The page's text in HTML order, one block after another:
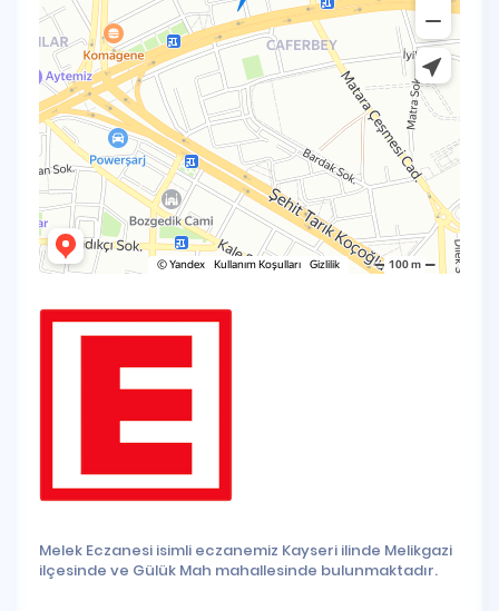
Melek Eczanesi isimli eczanemiz Kayseri ilinde Melikgazi
ilçesinde ve Gülük Mah mahallesinde bulunmaktadır.